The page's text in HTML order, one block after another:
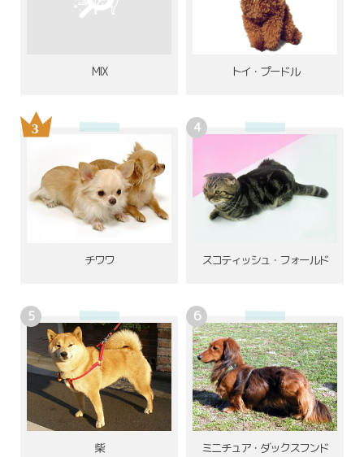
MIX トイ・プードル
チワワ スコティッシュ・フォールド
柴 ミニチュア・ダックスフンド